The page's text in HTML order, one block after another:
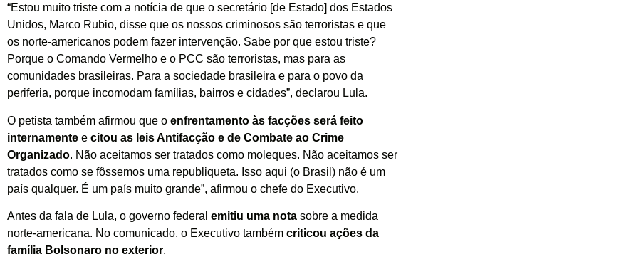
“Estou muito triste com a notícia de que o secretário [de Estado] dos Estados
Unidos, Marco Rubio, disse que os nossos criminosos são terroristas e que
os norte-americanos podem fazer intervenção. Sabe por que estou triste?
Porque o Comando Vermelho e o PCC são terroristas, mas para as
comunidades brasileiras. Para a sociedade brasileira e para o povo da
periferia, porque incomodam famílias, bairros e cidades”, declarou Lula.
O petista também afirmou que o enfrentamento às facções será feito
internamente e citou as leis Antifacção e de Combate ao Crime
Organizado. Não aceitamos ser tratados como moleques. Não aceitamos ser
tratados como se fôssemos uma republiqueta. Isso aqui (o Brasil) não é um
país qualquer. É um país muito grande”, afirmou o chefe do Executivo.
Antes da fala de Lula, o governo federal emitiu uma nota sobre a medida
norte-americana. No comunicado, o Executivo também criticou ações da
família Bolsonaro no exterior.